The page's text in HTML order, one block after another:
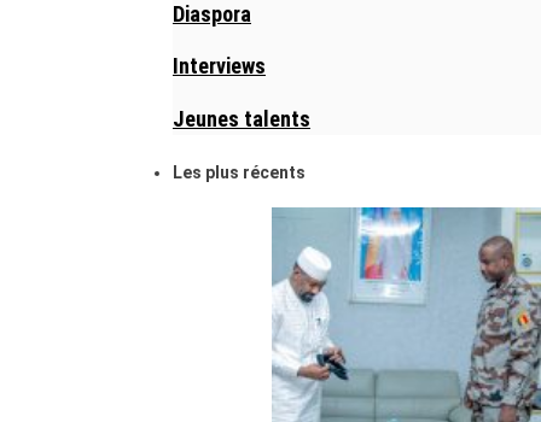
Diaspora
Interviews
Jeunes talents
Les plus récents